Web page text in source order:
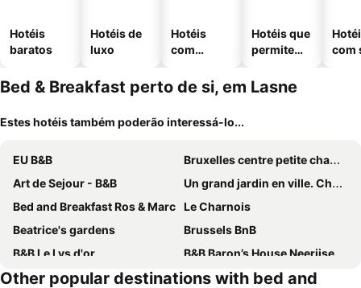
Hotéis
baratos
Hotéis de
luxo
Hotéis
com
Hotéis que
permitem
com
Bed & Breakfast perto de si, em Lasne
Estes hotéis também poderão interessá-lo...
EU B&B
Bruxelles centre petite chambre privée au Sablon !
Art de Sejour - B&B
Un grand jardin en ville. Chez Guy
Bed and Breakfast Ros & Marc Le Charnois
Beatrice's gardens
Brussels BnB
B&B Le Lys d'or
B&B Baron’s House Neerijse-Leuven
L'Epicentre
Villa Tiffany
Other popular destinations with bed and